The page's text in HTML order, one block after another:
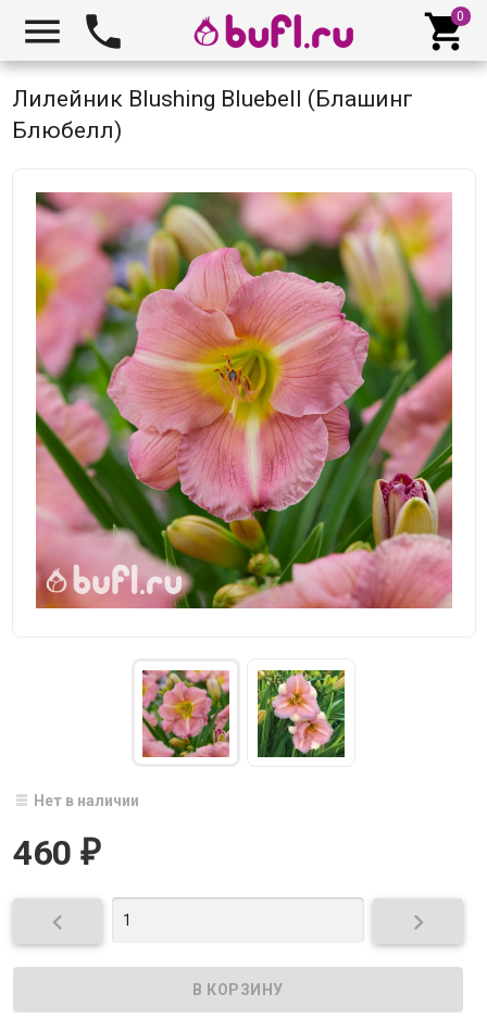
  
Лилейник Blushing Bluebell (Блашинг
Блюбелл)
Нет в наличии
460 ₽
 